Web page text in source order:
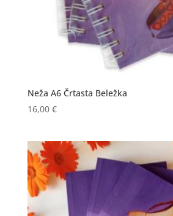
Neža A6 Črtasta Beležka
16,00 €